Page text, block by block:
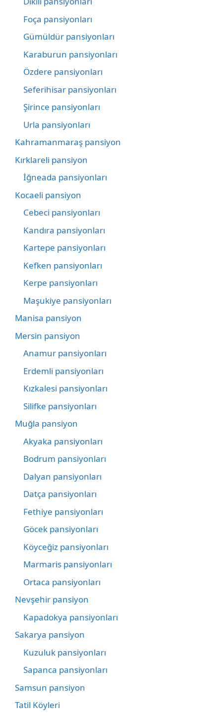
Foça pansiyonları
Gümüldür pansiyonları
Karaburun pansiyonları
Özdere pansiyonları
Seferihisar pansiyonları
Şirince pansiyonları
Urla pansiyonları
Kahramanmaraş pansiyon
Kırklareli pansiyon
İğneada pansiyonları
Kocaeli pansiyon
Cebeci pansiyonları
Kandıra pansiyonları
Kartepe pansiyonları
Kefken pansiyonları
Kerpe pansiyonları
Maşukiye pansiyonları
Manisa pansiyon
Mersin pansiyon
Anamur pansiyonları
Erdemli pansiyonları
Kızkalesi pansiyonları
Silifke pansiyonları
Muğla pansiyon
Akyaka pansiyonları
Bodrum pansiyonları
Dalyan pansiyonları
Datça pansiyonları
Fethiye pansiyonları
Göcek pansiyonları
Köyceğiz pansiyonları
Marmaris pansiyonları
Ortaca pansiyonları
Nevşehir pansiyon
Kapadokya pansiyonları
Sakarya pansiyon
Kuzuluk pansiyonları
Sapanca pansiyonları
Samsun pansiyon
Tatil Köyleri